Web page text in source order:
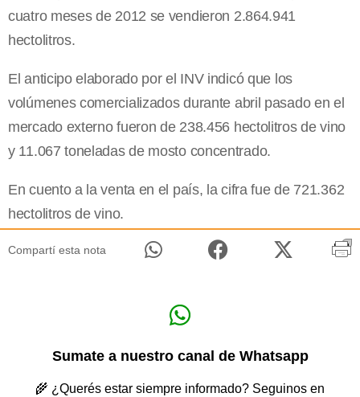
cuatro meses de 2012 se vendieron 2.864.941
hectolitros.
El anticipo elaborado por el INV indicó que los
volúmenes comercializados durante abril pasado en el
mercado externo fueron de 238.456 hectolitros de vino
y 11.067 toneladas de mosto concentrado.
En cuento a la venta en el país, la cifra fue de 721.362
hectolitros de vino.
Compartí esta nota
Sumate a nuestro canal de Whatsapp
🌾 ¿Querés estar siempre informado? Seguinos en